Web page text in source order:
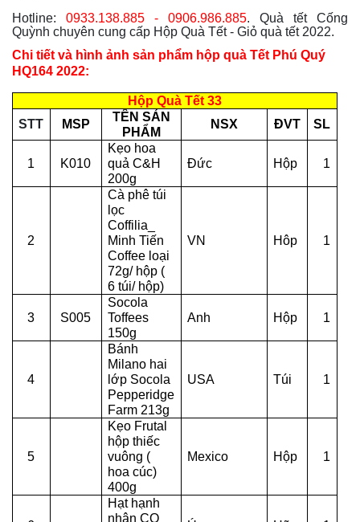
Hotline: 0933.138.885 - 0906.986.885. Quà tết Cống
Quỳnh chuyên cung cấp Hộp Quà Tết - Giỏ quà tết 2022.
Chi tiết và hình ảnh sản phẩm hộp quà Tết Phú Quý
HQ164 2022:
Hộp Quà Tết 33
STT
MSP
TÊN SẢN
PHẨM
NSX ĐVT SL
1 K010
Kẹo hoa
quả C&H
200g
Đức Hộp 1
2
Cà phê túi
lọc
Coffilia_
Minh Tiến
Coffee loại
72g/ hộp (
6 túi/ hộp)
VN Hôp 1
3 S005
Socola
Toffees
150g
Anh Hộp 1
4
Bánh
Milano hai
lớp Socola
Pepperidge
Farm 213g
USA Túi 1
5
Kẹo Frutal
hộp thiếc
vuông (
hoa cúc)
400g
Mexico Hộp 1
Hạt hạnh
nhân CQ